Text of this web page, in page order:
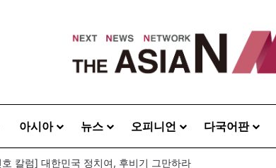
아시아 뉴스 오피니언 다국어판
칼럼] 대한민국 정치여, 후비기 그만하라